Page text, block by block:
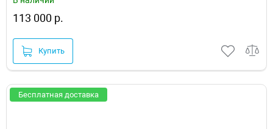
113 000 р.
Купить
Бесплатная доставка